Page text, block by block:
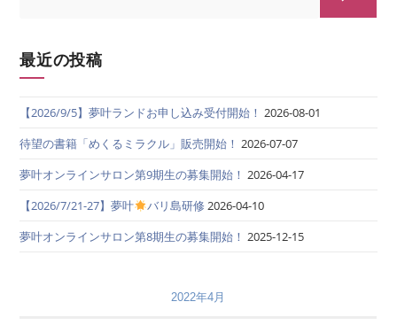
最近の投稿
【2026/9/5】夢叶ランドお申し込み受付開始！ 2026-08-01
待望の書籍「めくるミラクル」販売開始！ 2026-07-07
夢叶オンラインサロン第9期生の募集開始！ 2026-04-17
【2026/7/21-27】夢叶
バリ島研修2026-04-10
夢叶オンラインサロン第8期生の募集開始！ 2025-12-15
2022年4月